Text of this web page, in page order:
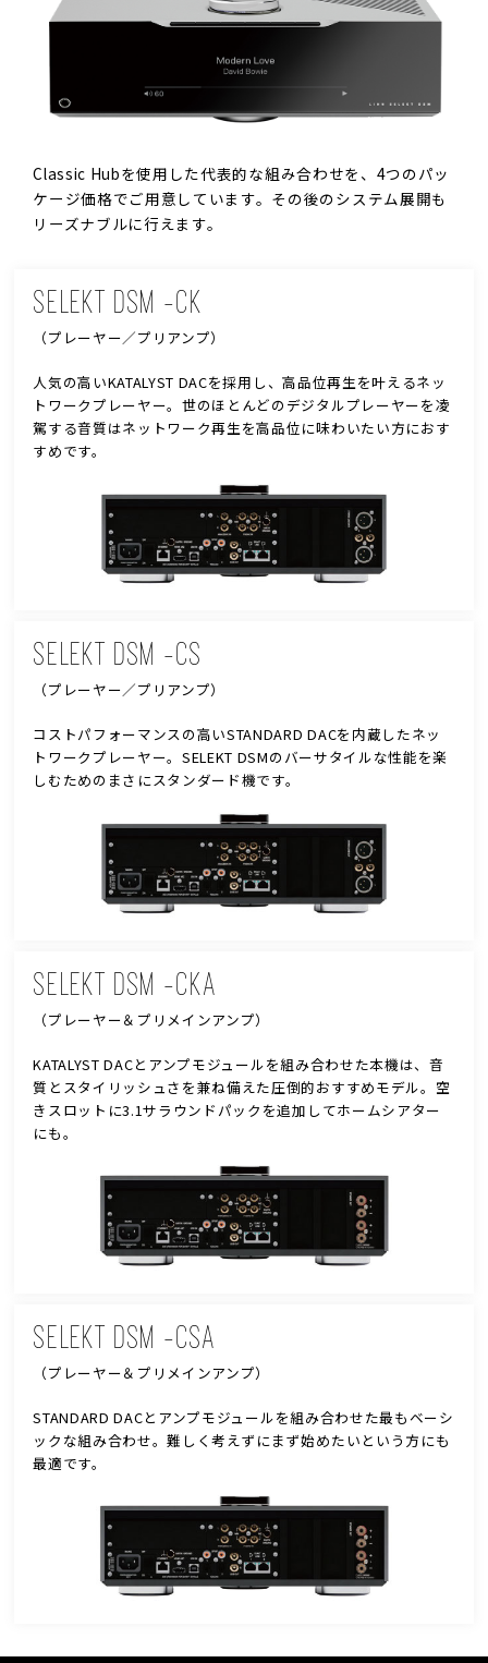
Classic Hubを使用した代表的な組み合わせを、4つのパッ
ケージ価格でご用意しています。その後のシステム展開も
リーズナブルに行えます。
SELEKT DSM -CK
（プレーヤー／プリアンプ）
人気の高いKATALYST DACを採用し、高品位再生を叶えるネッ
トワークプレーヤー。世のほとんどのデジタルプレーヤーを凌
駕する音質はネットワーク再生を高品位に味わいたい方におす
すめです。
SELEKT DSM -CS
（プレーヤー／プリアンプ）
コストパフォーマンスの高いSTANDARD DACを内蔵したネッ
トワークプレーヤー。SELEKT DSMのバーサタイルな性能を楽
しむためのまさにスタンダード機です。
SELEKT DSM -CKA
（プレーヤー＆プリメインアンプ）
KATALYST DACとアンプモジュールを組み合わせた本機は、音
質とスタイリッシュさを兼ね備えた圧倒的おすすめモデル。空
きスロットに3.1サラウンドパックを追加してホームシアター
にも。
SELEKT DSM -CSA
（プレーヤー＆プリメインアンプ）
STANDARD DACとアンプモジュールを組み合わせた最もベーシ
ックな組み合わせ。難しく考えずにまず始めたいという方にも
最適です。